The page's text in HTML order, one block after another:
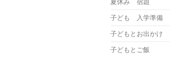
夏休み 宿題
子ども 入学準備
子どもとお出かけ
子どもとご飯